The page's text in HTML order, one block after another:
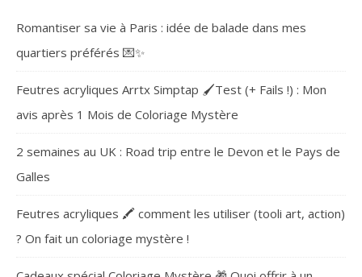
Romantiser sa vie à Paris : idée de balade dans mes
quartiers préférés 💌✨
Feutres acryliques Arrtx Simptap 🖌️Test (+ Fails !) : Mon
avis après 1 Mois de Coloriage Mystère
2 semaines au UK : Road trip entre le Devon et le Pays de
Galles
Feutres acryliques 🖍️ comment les utiliser (tooli art, action)
? On fait un coloriage mystère !